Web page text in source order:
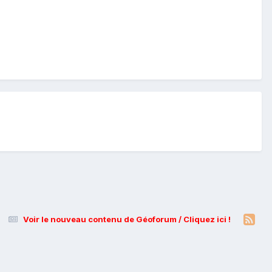
Voir le nouveau contenu de Géoforum / Cliquez ici !